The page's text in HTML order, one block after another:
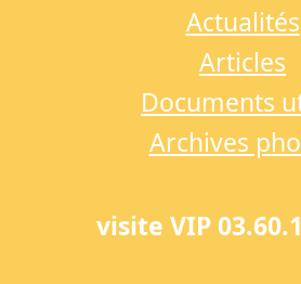
Actualités
Articles
Documents
Archives
visite VIP